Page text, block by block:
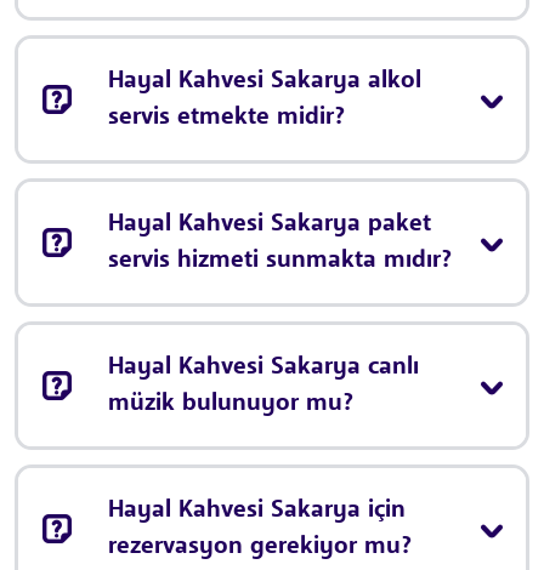
Hayal Kahvesi Sakarya alkol
servis etmekte midir?
Hayal Kahvesi Sakarya paket
servis hizmeti sunmakta mıdır?
Hayal Kahvesi Sakarya canlı
müzik bulunuyor mu?
Hayal Kahvesi Sakarya için
rezervasyon gerekiyor mu?